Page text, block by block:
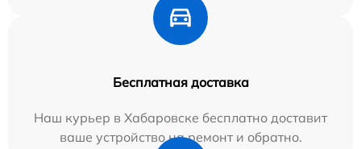
Бесплатная доставка
Наш курьер в Хабаровске бесплатно доставит
ваше устройство на ремонт и обратно.